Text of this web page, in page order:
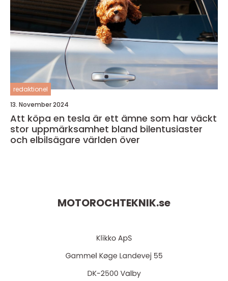
redaktionel
13. November 2024
Att köpa en tesla är ett ämne som har väckt
stor uppmärksamhet bland bilentusiaster
och elbilsägare världen över
MOTOROCHTEKNIK.se